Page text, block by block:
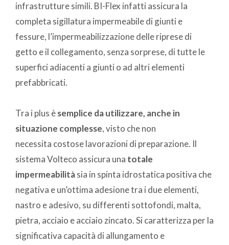
infrastrutture simili. BI-Flex infatti assicura la
completa sigillatura impermeabile di giunti e
fessure, l’impermeabilizzazione delle riprese di
getto e il collegamento, senza sorprese, di tutte le
superfici adiacenti a giunti o ad altri elementi
prefabbricati.
Tra i plus èsemplice da utilizzare, anche in
situazione complesse, visto che non
necessita costose lavorazioni di preparazione. Il
sistema Volteco assicura una totale
impermeabilitàsia in spinta idrostatica positiva che
negativa e un’ottima adesione tra i due elementi,
nastro e adesivo, su differenti sottofondi, malta,
pietra, acciaio e acciaio zincato. Si caratterizza per la
significativa capacità di allungamento e